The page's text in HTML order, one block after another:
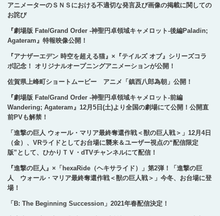
アニメーターのＳＮＳにおける不適切な発言及び画像の掲載に関しての
お詫び
『劇場版 Fate/Grand Order -神聖円卓領域キャメロット-後編Paladin;
Agateram』特報映像公開！
『アナザーエデン 時空を超える猫』×『テイルズ オブ』シリーズコラ
ボ記念！ オリジナルオープニングアニメーションが公開！
佐賀県上峰町ショートムービー アニメ「鎮西八郎為朝」公開！
『劇場版 Fate/Grand Order -神聖円卓領域キャメロット-前編
Wandering; Agateram』12月5日(土)より全国の劇場にて公開！公開直
前PVも解禁！
「進撃の巨人 ウォール・マリア最終奪還作戦＜獣の巨人戦＞」12月4日
（金）、VRライドとしてお台場に襲来＆ユーザー視点の“配信限定
版”として、ひかりＴＶ・dTVチャンネルにて配信！
『進撃の巨人』×「hexaRide（ヘキサライド）」第2弾！「進撃の巨
人 ウォール・マリア最終奪還作戦＜獣の巨人戦＞」今冬、お台場に登
場！
「B: The Beginning Succession」2021年春配信決定！